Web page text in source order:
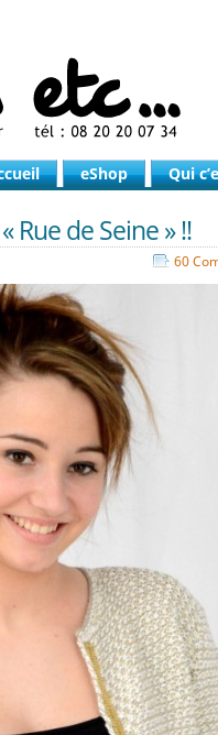
eShop Qui
Rue de Seine » !!
60